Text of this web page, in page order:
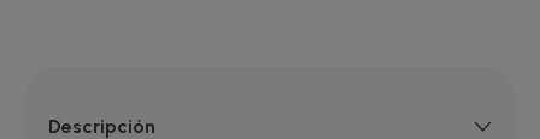
Descripción